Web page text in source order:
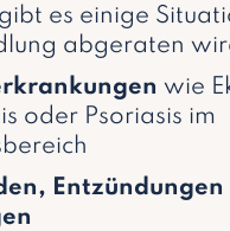
es einige
abgeraten
wie
oder Psoriasis im